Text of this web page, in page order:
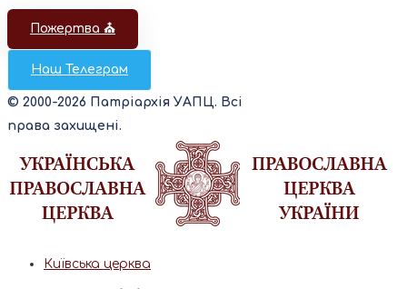
Пожертва ⛪️
Наш Телеграм
© 2000-2026 Патріархія УАПЦ. Всі
права захищені.
Київська церква